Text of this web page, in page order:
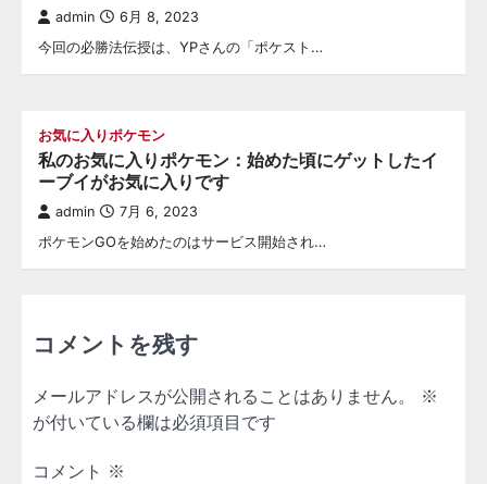
admin 6月 8, 2023
今回の必勝法伝授は、YPさんの「ポケスト…
お気に入りポケモン
私のお気に入りポケモン：始めた頃にゲットしたイ
ーブイがお気に入りです
admin 7月 6, 2023
ポケモンGOを始めたのはサービス開始され…
コメントを残す
メールアドレスが公開されることはありません。
※
が付いている欄は必須項目です
コメント ※